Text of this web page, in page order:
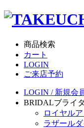
商品検索
カート
LOGIN
ご来店予約
LOGIN / 新規会
BRIDALブライ
ロイヤル
ラザール